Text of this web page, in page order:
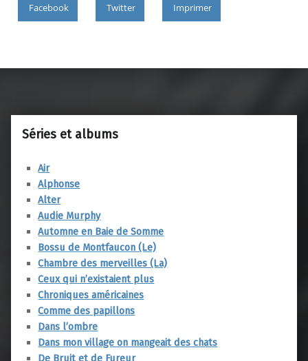
Facebook Twitter Imprimer
Séries et albums
Air
Alphonse
Alter
Audie Murphy
Automne en Baie de Somme
Bossu de Montfaucon (Le)
Chambre des merveilles (La)
Ceux qui n’existaient plus
Chroniques américaines
Comme des papillons
Dans l’ombre
Dans mon village on mangeait des chats
De Bruit et de Fureur